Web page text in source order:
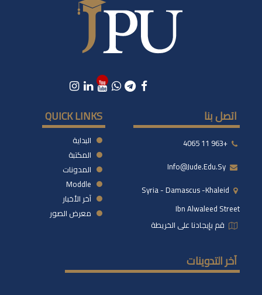
اتصل بنا
+963 11 4065
Syria - Damascus -khaleid
Ibn Alwaleed Street
قم بإيجادنا على الخريطة
QUICK LINKS
البداية
المكتبة
المدونات
Moddle
آخر الأخبار
معرض الصور
آخر التدوينات